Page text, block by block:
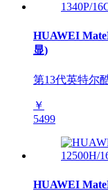
HUAWEI
显)
第13代英特尔
￥
5499
HUAWEI